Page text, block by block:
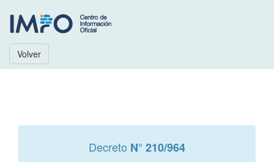
Volver
Decreto N° 210/964